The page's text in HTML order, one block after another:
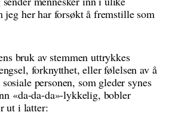
jeg her har forsøkt å fremstille som
bruk av stemmen uttrykkes
forknytthet, eller følelsen av å
personen, som gleder synes
«da-da-da»-lykkelig, bobler
ut i latter: